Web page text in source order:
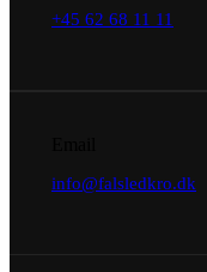
+45 62 68 11 11
info@falsledkro.dk